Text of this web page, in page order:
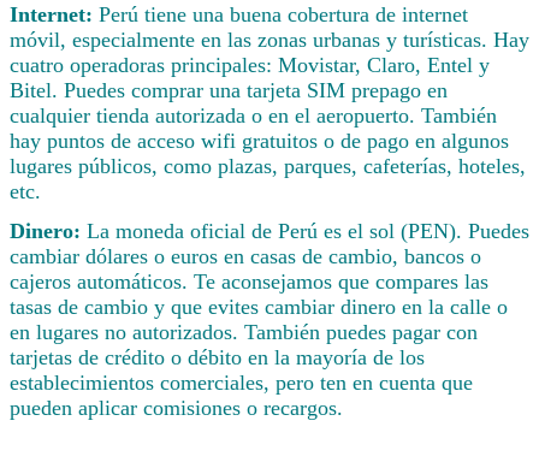
Internet: Perú tiene una buena cobertura de internet
móvil, especialmente en las zonas urbanas y turísticas. Hay
cuatro operadoras principales: Movistar, Claro, Entel y
Bitel. Puedes comprar una tarjeta SIM prepago en
cualquier tienda autorizada o en el aeropuerto. También
hay puntos de acceso wifi gratuitos o de pago en algunos
lugares públicos, como plazas, parques, cafeterías, hoteles,
etc.
Dinero: La moneda oficial de Perú es el sol (PEN). Puedes
cambiar dólares o euros en casas de cambio, bancos o
cajeros automáticos. Te aconsejamos que compares las
tasas de cambio y que evites cambiar dinero en la calle o
en lugares no autorizados. También puedes pagar con
tarjetas de crédito o débito en la mayoría de los
establecimientos comerciales, pero ten en cuenta que
pueden aplicar comisiones o recargos.